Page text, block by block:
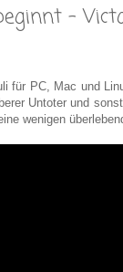
-
für PC, Mac und
Untoter und
wenigen